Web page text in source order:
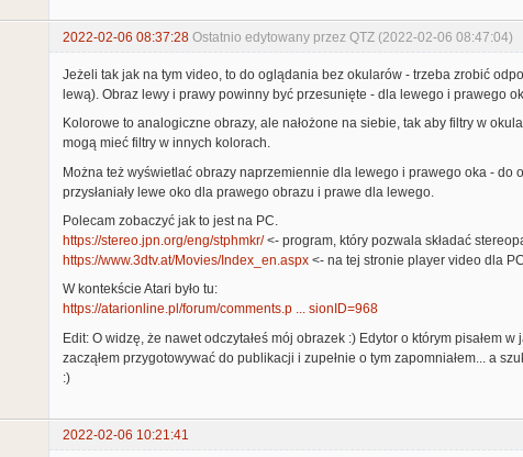
2022-02-06 08:37:28 Ostatnio edytowany przez QTZ (2022-02-06 08:47:04)
Jeżeli tak jak na tym video, to do oglądania bez okularów - trzeba zrobić
lewą). Obraz lewy i prawy powinny być przesunięte - dla lewego i prawego
Kolorowe to analogiczne obrazy, ale nałożone na siebie, tak aby filtry w
mogą mieć filtry w innych kolorach.
Można też wyświetlać obrazy naprzemiennie dla lewego i prawego oka -
przysłaniały lewe oko dla prawego obrazu i prawe dla lewego.
Polecam zobaczyć jak to jest na PC.
https://stereo.jpn.org/eng/stphmkr/<- program, który pozwala składać
https://www.3dtv.at/Movies/Index_en.aspx <- na tej stronie player video dla
W kontekście Atari było tu:
https://atarionline.pl/forum/comments.p ... sionID=968
Edit: O widzę, że nawet odczytałeś mój obrazek :) Edytor o którym pisałem
zacząłem przygotowywać do publikacji i zupełnie o tym zapomniałem... a
:)
2022-02-06 10:21:41